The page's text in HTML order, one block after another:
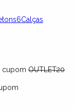
6Calças
cupom OUTLET20